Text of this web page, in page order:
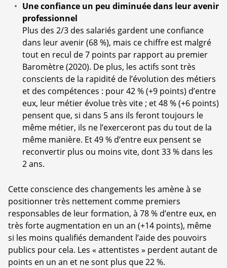
Une confiance un peu diminuée dans leur avenir
professionnel
Plus des 2/3 des salariés gardent une confiance
dans leur avenir (68 %), mais ce chiffre est malgré
tout en recul de 7 points par rapport au premier
Baromètre (2020). De plus, les actifs sont très
conscients de la rapidité de l’évolution des métiers
et des compétences : pour 42 % (+9 points) d’entre
eux, leur métier évolue très vite ; et 48 % (+6 points)
pensent que, si dans 5 ans ils feront toujours le
même métier, ils ne l’exerceront pas du tout de la
même manière. Et 49 % d’entre eux pensent se
reconvertir plus ou moins vite, dont 33 % dans les
2 ans.
Cette conscience des changements les amène à se
positionner très nettement comme premiers
responsables de leur formation, à 78 % d’entre eux, en
très forte augmentation en un an (+14 points), même
si les moins qualifiés demandent l’aide des pouvoirs
publics pour cela. Les « attentistes » perdent autant de
points en un an et ne sont plus que 22 %.